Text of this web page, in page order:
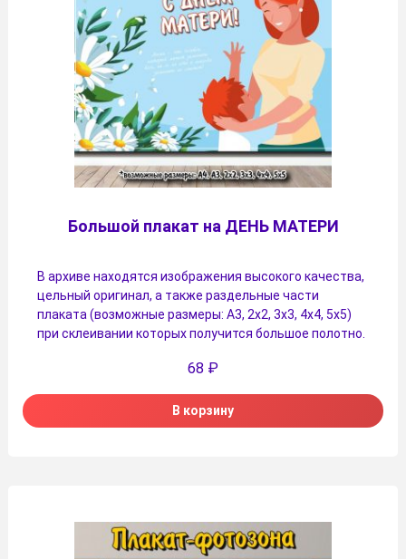
Большой плакат на ДЕНЬ МАТЕРИ
В архиве находятся изображения высокого качества,
цельный оригинал, а также раздельные части
плаката (возможные размеры: А3, 2х2, 3х3, 4х4, 5х5)
при склеивании которых получится большое полотно.
68 ₽
В корзину